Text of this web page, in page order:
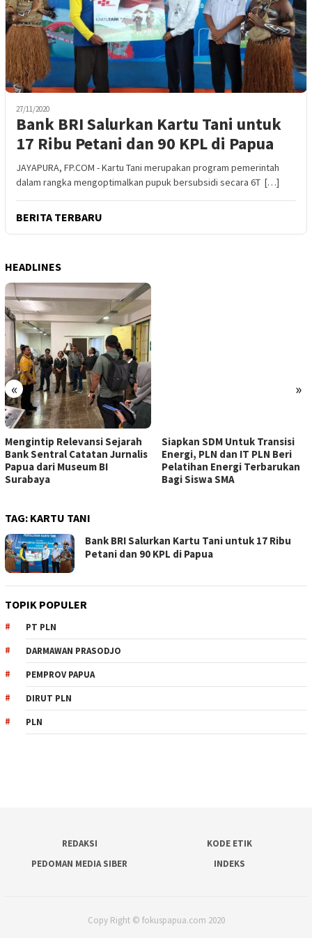
27/11/2020
Bank BRI Salurkan Kartu Tani untuk
17 Ribu Petani dan 90 KPL di Papua
JAYAPURA, FP.COM - Kartu Tani merupakan program pemerintah
dalam rangka mengoptimalkan pupuk bersubsidi secara 6T […]
BERITA TERBARU
HEADLINES
« »
Mengintip Relevansi Sejarah
Bank Sentral Catatan Jurnalis
Papua dari Museum BI
Surabaya
Siapkan SDM Untuk Transisi
Energi, PLN dan IT PLN Beri
Pelatihan Energi Terbarukan
Bagi Siswa SMA
TAG: KARTU TANI
Bank BRI Salurkan Kartu Tani untuk 17 Ribu
Petani dan 90 KPL di Papua
TOPIK POPULER
PT PLN
DARMAWAN PRASODJO
PEMPROV PAPUA
DIRUT PLN
PLN
REDAKSI
KODE ETIK
PEDOMAN MEDIA SIBER
INDEKS
Copy Right © fokuspapua.com 2020